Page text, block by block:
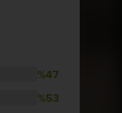
%47
%53